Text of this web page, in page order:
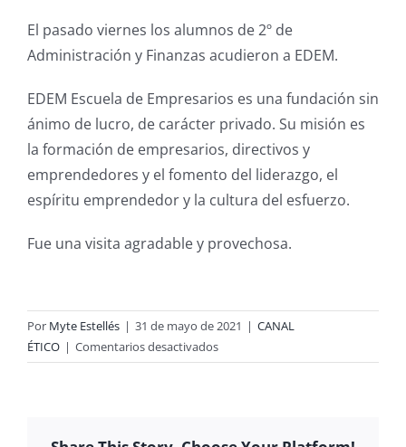
El pasado viernes los alumnos de 2º de
Administración y Finanzas acudieron a EDEM.
EDEM Escuela de Empresarios es una fundación sin
ánimo de lucro, de carácter privado. Su misión es
la formación de empresarios, directivos y
emprendedores y el fomento del liderazgo, el
espíritu emprendedor y la cultura del esfuerzo.
Fue una visita agradable y provechosa.
Por Myte Estellés | 31 de mayo de 2021 | CANAL
ÉTICO | Comentarios desactivadosen
2º